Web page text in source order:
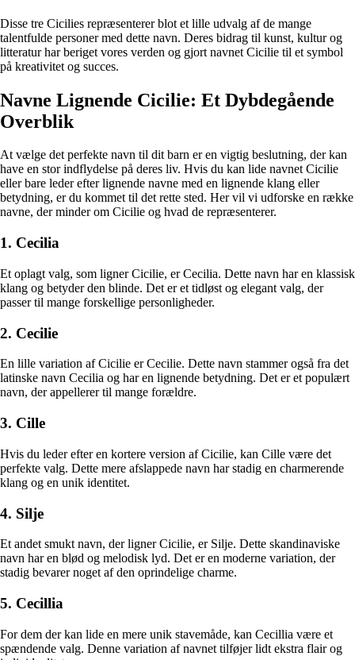
Disse tre Cicilies repræsenterer blot et lille udvalg af de mange
talentfulde personer med dette navn. Deres bidrag til kunst, kultur og
litteratur har beriget vores verden og gjort navnet Cicilie til et symbol
på kreativitet og succes.
Navne Lignende Cicilie: Et Dybdegående
Overblik
At vælge det perfekte navn til dit barn er en vigtig beslutning, der kan
have en stor indflydelse på deres liv. Hvis du kan lide navnet Cicilie
eller bare leder efter lignende navne med en lignende klang eller
betydning, er du kommet til det rette sted. Her vil vi udforske en række
navne, der minder om Cicilie og hvad de repræsenterer.
1. Cecilia
Et oplagt valg, som ligner Cicilie, er Cecilia. Dette navn har en klassisk
klang og betyder den blinde. Det er et tidløst og elegant valg, der
passer til mange forskellige personligheder.
2. Cecilie
En lille variation af Cicilie er Cecilie. Dette navn stammer også fra det
latinske navn Cecilia og har en lignende betydning. Det er et populært
navn, der appellerer til mange forældre.
3. Cille
Hvis du leder efter en kortere version af Cicilie, kan Cille være det
perfekte valg. Dette mere afslappede navn har stadig en charmerende
klang og en unik identitet.
4. Silje
Et andet smukt navn, der ligner Cicilie, er Silje. Dette skandinaviske
navn har en blød og melodisk lyd. Det er en moderne variation, der
stadig bevarer noget af den oprindelige charme.
5. Cecillia
For dem der kan lide en mere unik stavemåde, kan Cecillia være et
spændende valg. Denne variation af navnet tilføjer lidt ekstra flair og